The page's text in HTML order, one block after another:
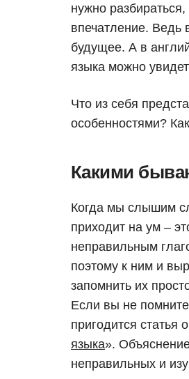
нужно
впечатление. Ведь
будущее. А в
языка можно
Что из себя
особенностями?
Какими
Когда мы слышим
приходит на ум –
неправильным
поэтому к ним и
запомнить их
Если вы не
пригодится статья
языка».
неправильных и